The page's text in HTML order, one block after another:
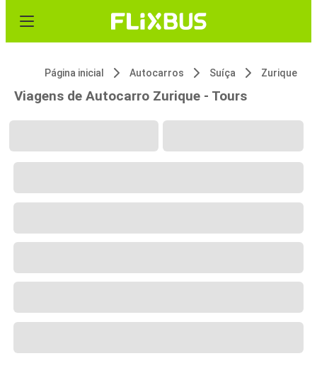
Página inicial Autocarros Suíça Zurique
Viagens de Autocarro Zurique - Tours